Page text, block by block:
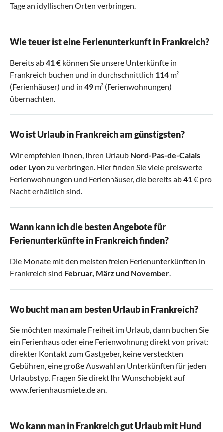
Tage an idyllischen Orten verbringen.
Wie teuer ist eine Ferienunterkunft in Frankreich?
Bereits ab41€ können Sie unsere Unterkünfte in
Frankreich buchen und in durchschnittlich 114 m²
(Ferienhäuser) und in 49 m² (Ferienwohnungen)
übernachten.
Wo ist Urlaub in Frankreich am günstigsten?
Wir empfehlen Ihnen, Ihren Urlaub Nord-Pas-de-Calais
oder Lyonzu verbringen. Hier finden Sie viele preiswerte
Ferienwohnungen und Ferienhäuser, die bereits ab41€ pro
Nacht erhältlich sind.
Wann kann ich die besten Angebote für
Ferienunterkünfte in Frankreich finden?
Die Monate mit den meisten freien Ferienunterkünften in
Frankreich sind Februar, März und November.
Wo bucht man am besten Urlaub in Frankreich?
Sie möchten maximale Freiheit im Urlaub, dann buchen Sie
ein Ferienhaus oder eine Ferienwohnung direkt von privat:
direkter Kontakt zum Gastgeber, keine versteckten
Gebühren, eine große Auswahl an Unterkünften für jeden
Urlaubstyp. Fragen Sie direkt Ihr Wunschobjekt auf
www.ferienhausmiete.de an.
Wo kann man in Frankreich gut Urlaub mit Hund